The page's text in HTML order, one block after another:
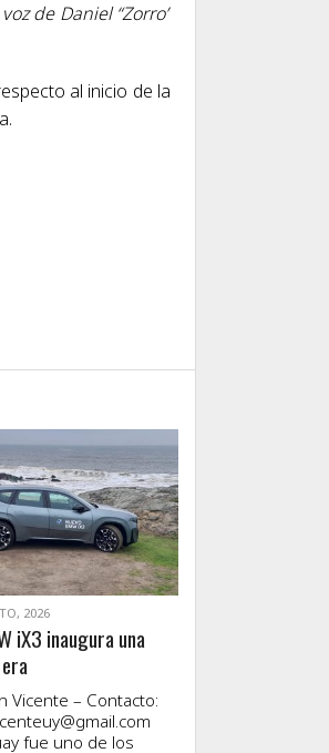
de Daniel “Zorro”
al inicio de la
VER NOTA
2026
iX3 inaugura una
Vicente – Contacto:
fue uno de los